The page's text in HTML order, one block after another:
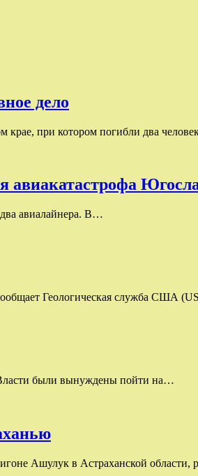
дело
при котором погибли два
авиакатастрофа
два авиалайнера. В…
Геологическая служба США
были вынуждены пойти на…
Ашулук в Астраханской области,